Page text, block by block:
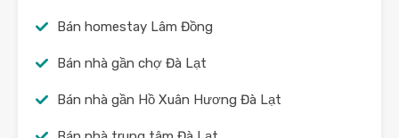
Bán homestay Lâm Đồng
Bán nhà gần chợ Đà Lạt
Bán nhà gần Hồ Xuân Hương Đà Lạt